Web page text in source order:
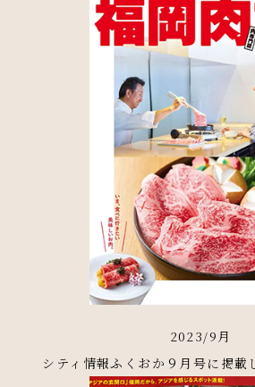
2023/9月
シティ情報ふくおか９月号に掲載